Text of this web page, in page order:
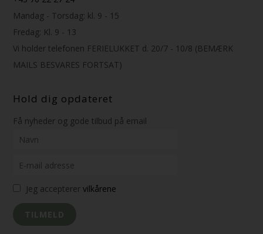
Mandag - Torsdag: kl. 9 - 15
Fredag: Kl. 9 - 13
Vi holder telefonen FERIELUKKET d. 20/7 - 10/8 (BEMÆRK
MAILS BESVARES FORTSAT)
Hold dig opdateret
Få nyheder og gode tilbud på email
Jeg accepterervilkårene